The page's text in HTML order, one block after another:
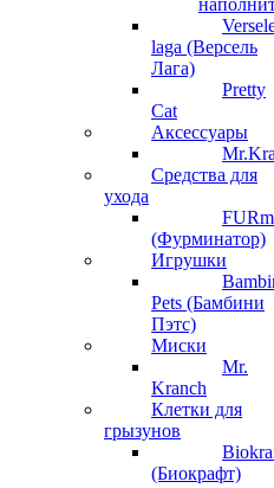
laga (Версель
Лага)
Pretty
Cat
Аксессуары
Средства для
ухода
(Фурминатор)
Игрушки
Pets (Бамбини
Пэтс)
Миски
Mr.
Kranch
Клетки для
грызунов
(Биокрафт)